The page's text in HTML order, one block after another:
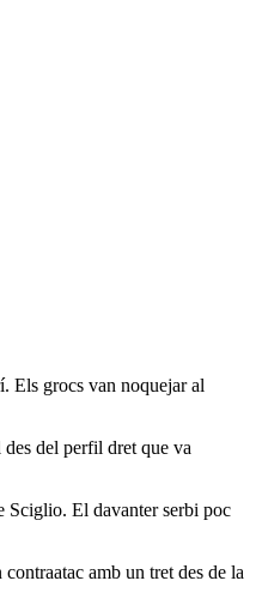
Els grocs van noquejar al
del perfil dret que va
Sciglio. El davanter serbi poc
amb un tret des de la